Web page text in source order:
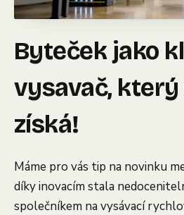
Byteček jako
vysavač, který
získá!
Máme pro vás tip na novinku
díky inovacím stala
společníkem na vysávací